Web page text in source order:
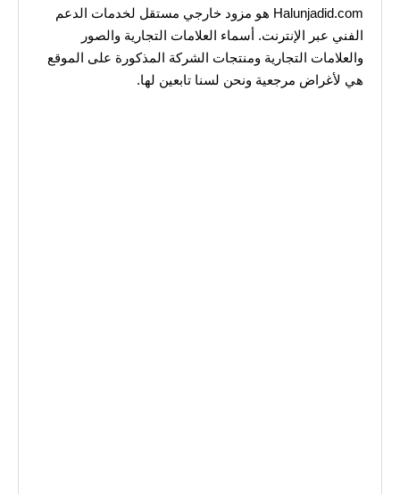
Halunjadid.com هو مزود خارجي مستقل لخدمات الدعم
الفني عبر الإنترنت. أسماء العلامات التجارية والصور
والعلامات التجارية ومنتجات الشركة المذكورة على الموقع
هي لأغراض مرجعية ونحن لسنا تابعين لها.